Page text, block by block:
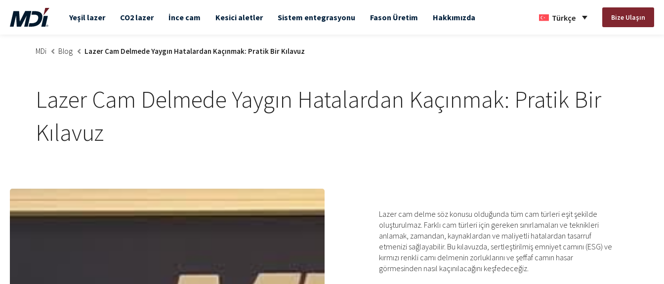
Yeşil lazer CO2 lazer İnce cam Kesici aletler Sistem entegrasyonu Fason Üretim Hakkımızda Türkçe Bize Ulaşın
MDi Blog Lazer Cam Delmede Yaygın Hatalardan Kaçınmak: Pratik Bir Kılavuz
Lazer Cam Delmede Yaygın Hatalardan Kaçınmak: Pratik Bir
Kılavuz
Lazer cam delme söz konusu olduğunda tüm cam türleri eşit şekilde
oluşturulmaz. Farklı cam türleri için gereken sınırlamaları ve teknikleri
anlamak, zamandan, kaynaklardan ve maliyetli hatalardan tasarruf
etmenizi sağlayabilir. Bu kılavuzda, sertleştirilmiş emniyet camını (ESG) ve
kırmızı renkli camı delmenin zorluklarını ve şeffaf camın hasar
görmesinden nasıl kaçınılacağını keşfedeceğiz.